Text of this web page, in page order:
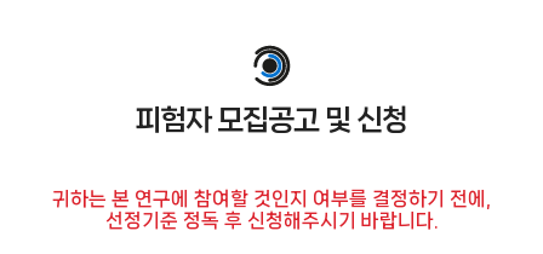
피험자 모집공고 및 신청
귀하는 본 연구에 참여할 것인지 여부를 결정하기 전에,
선정기준 정독 후 신청해주시기 바랍니다.